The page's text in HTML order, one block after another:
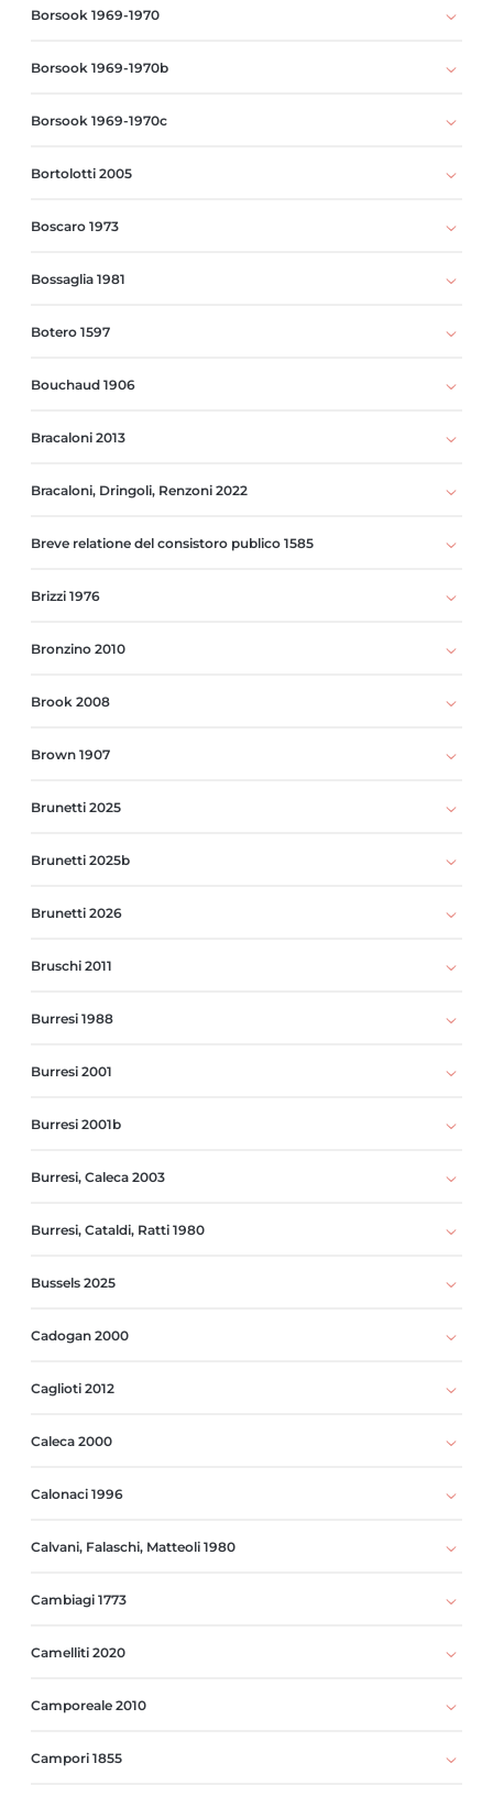
Borsook 1969-1970
Borsook 1969-1970b
Borsook 1969-1970c
Bortolotti 2005
Boscaro 1973
Bossaglia 1981
Botero 1597
Bouchaud 1906
Bracaloni 2013
Bracaloni, Dringoli, Renzoni 2022
Breve relatione del consistoro publico 1585
Brizzi 1976
Bronzino 2010
Brook 2008
Brown 1907
Brunetti 2025
Brunetti 2025b
Brunetti 2026
Bruschi 2011
Burresi 1988
Burresi 2001
Burresi 2001b
Burresi, Caleca 2003
Burresi, Cataldi, Ratti 1980
Bussels 2025
Cadogan 2000
Caglioti 2012
Caleca 2000
Calonaci 1996
Calvani, Falaschi, Matteoli 1980
Cambiagi 1773
Camelliti 2020
Camporeale 2010
Campori 1855